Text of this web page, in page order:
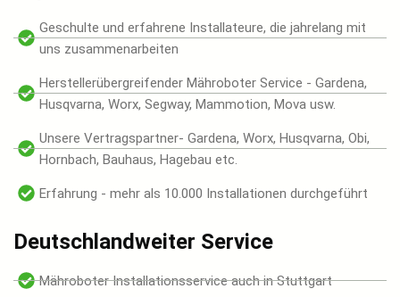
Geschulte und erfahrene Installateure, die jahrelang mit
uns zusammenarbeiten
Herstellerübergreifender Mähroboter Service - Gardena,
Husqvarna, Worx, Segway, Mammotion, Mova usw.
Unsere Vertragspartner- Gardena, Worx, Husqvarna, Obi,
Hornbach, Bauhaus, Hagebau etc.
Erfahrung - mehr als 10.000 Installationen durchgeführt
Deutschlandweiter Service
Mähroboter Installationsservice auch in Stuttgart